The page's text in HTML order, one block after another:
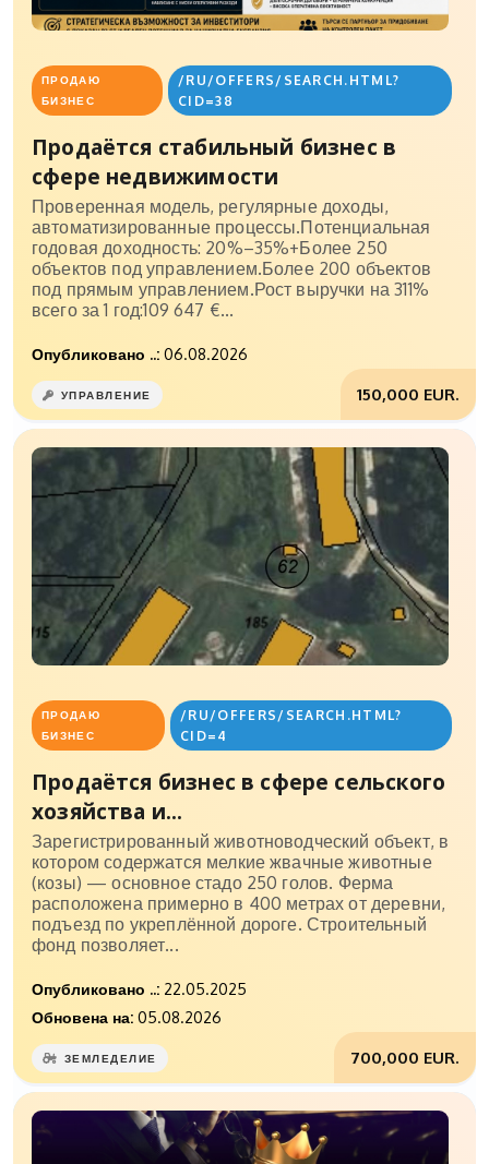
ПРОДАЮ
БИЗНЕС
/RU/OFFERS/SEARCH.HTML?
CID=38
Продаётся стабильный бизнес в
сфере недвижимости
Проверенная модель, регулярные доходы,
автоматизированные процессы.Потенциальная
годовая доходность: 20%–35%+Более 250
объектов под управлением.Более 200 объектов
под прямым управлением.Рост выручки на 311%
всего за 1 год:109 647 €...
Опубликовано ..: 06.08.2026
150,000 EUR.
УПРАВЛЕНИЕ
ПРОДАЮ
БИЗНЕС
/RU/OFFERS/SEARCH.HTML?
CID=4
Продаётся бизнес в сфере сельского
хозяйства и...
Зарегистрированный животноводческий объект, в
котором содержатся мелкие жвачные животные
(козы) — основное стадо 250 голов. Ферма
расположена примерно в 400 метрах от деревни,
подъезд по укреплённой дороге. Строительный
фонд позволяет...
Опубликовано ..: 22.05.2025
Обновена на: 05.08.2026
700,000 EUR.
ЗЕМЛЕДЕЛИЕ